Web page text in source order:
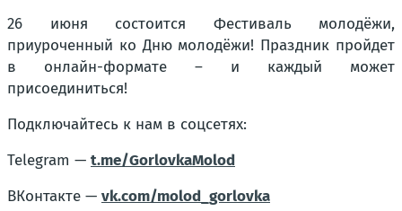
26 июня состоится Фестиваль молодёжи,
приуроченный ко Дню молодёжи! Праздник пройдет
в онлайн-формате – и каждый может
присоединиться!
Подключайтесь к нам в соцсетях:
Telegram — t.me/GorlovkaMolod
ВКонтакте — vk.com/molod_gorlovka